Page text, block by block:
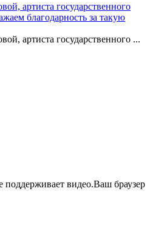
артиста государственного
благодарность за такую
артиста государственного ...
поддерживает видео.Ваш браузер